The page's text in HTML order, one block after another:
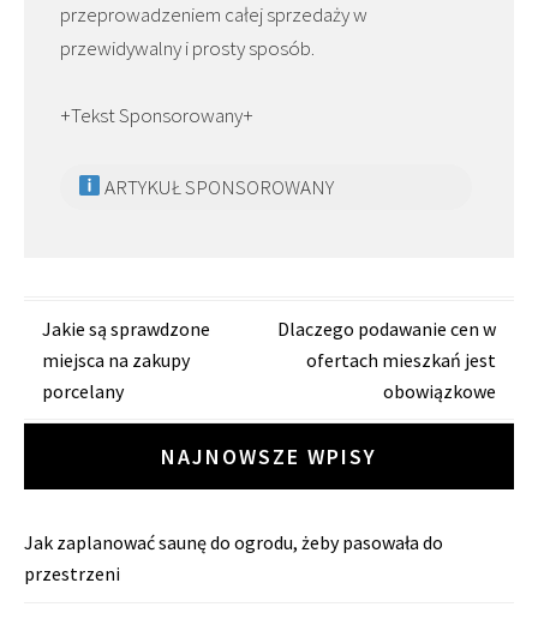
przeprowadzeniem całej sprzedaży w
przewidywalny i prosty sposób.
+Tekst Sponsorowany+
ARTYKUŁ SPONSOROWANY
Zobacz
wpisy
Jakie są sprawdzone
miejsca na zakupy
porcelany
Dlaczego podawanie cen w
ofertach mieszkań jest
obowiązkowe
NAJNOWSZE WPISY
Jak zaplanować saunę do ogrodu, żeby pasowała do
przestrzeni